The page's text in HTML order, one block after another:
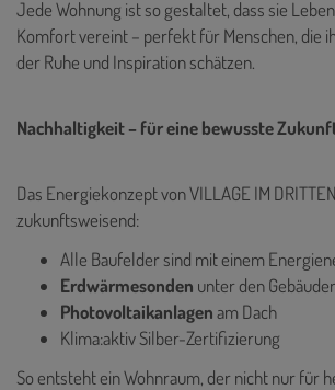
Jede Wohnung ist so gestaltet, dass sie
Komfort vereint – perfekt für Menschen, die
der Ruhe und Inspiration schätzen.
Nachhaltigkeit – für eine bewusste
Das Energiekonzept von VILLAGE IM
zukunftsweisend:
Alle Baufelder sind mit einem
Erdwärmesonden unter den
Photovoltaikanlagenam Dach
Klima:aktiv Silber-Zertifizierung
So entsteht ein Wohnraum, der nicht nur für